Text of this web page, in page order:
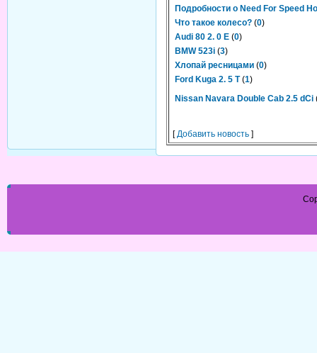
Подробности о Need For Speed
Что такое колесо? (0)
Audi 80 2. 0 E (0)
BMW 523i (3)
Хлопай ресницами (0)
Ford Kuga 2. 5 T (1)
Nissan Navara Double Cab 2.5 dCi
[Добавить новость ]